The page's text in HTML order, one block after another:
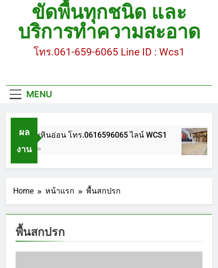
ขัดพื้นหินขัด อบต.แหลมบัวนครปฐม
ขัดพื้นหินอ่อน โทร.0616596065 ไลน์ WCS1
บทความ : การดูแลรักษาพื้นหินขัด
ขัดพื้นทุกชนิด และ
บริการทำความสะอาด
โทร.061-659-6065 Line ID : Wcs1
MENU
ผล
งาน
ขัดพื้นหินอ่อน โทร.0616596065 ไลน์ WCS1
1 ปี Ago
Home หน้าแรก พื้นสกปรก
พื้นสกปรก